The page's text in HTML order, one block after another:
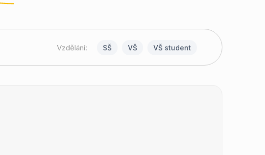
Vzdělání: SŠ VŠ VŠ student